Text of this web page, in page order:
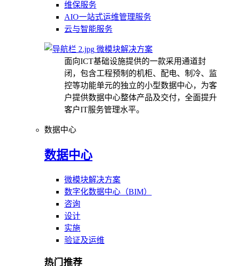
维保服务
AIO一站式运维管理服务
云与智能服务
微模块解决方案
面向ICT基础设施提供的一款采用通道封
闭，包含工程预制的机柜、配电、制冷、监
控等功能单元的独立的小型数据中心，为客
户提供数据中心整体产品及交付，全面提升
客户IT服务管理水平。
数据中心
数据中心
微模块解决方案
数字化数据中心（BIM）
咨询
设计
实施
验证及运维
热门推荐